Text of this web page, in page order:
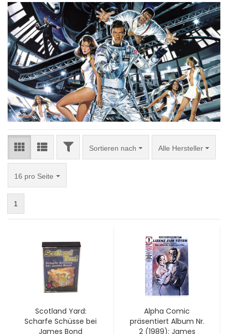
FILTERSortieren nach
Sortieren nach Alle Hersteller
16 pro Seite
pro Seite
1
Scotland Yard:
Scharfe Schüsse bei
James Bond
Alpha Comic
präsentiert Album Nr.
2 (1989): James